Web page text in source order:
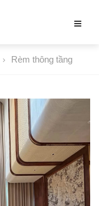
Rèm thông tầng